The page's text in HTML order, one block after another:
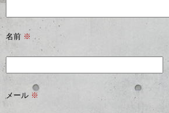
名前 ※
メール ※